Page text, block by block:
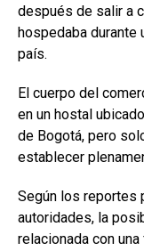
después de salir a
hospedaba durante
país.
El cuerpo del
en un hostal
de Bogotá, pero
establecer
Según los reportes
autoridades, la
relacionada con